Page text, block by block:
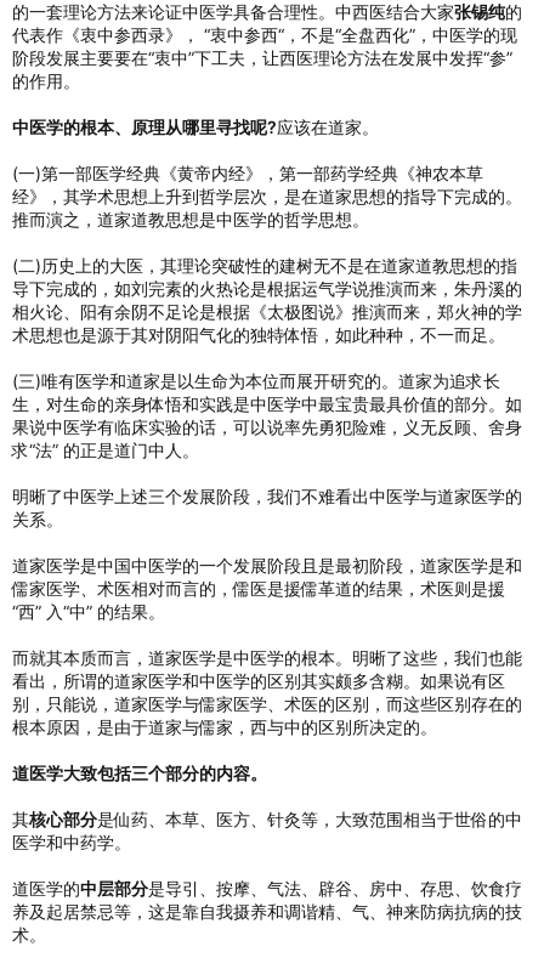
的一套理论方法来论证中医学具备合理性。中西医结合大家张锡纯的
代表作《衷中参西录》， “衷中参西“，不是“全盘西化”，中医学的现
阶段发展主要要在“衷中”下工夫，让西医理论方法在发展中发挥“参”
的作用。
中医学的根本、原理从哪里寻找呢?应该在道家。
(一)第一部医学经典《黄帝内经》，第一部药学经典《神农本草
经》，其学术思想上升到哲学层次，是在道家思想的指导下完成的。
推而演之，道家道教思想是中医学的哲学思想。
(二)历史上的大医，其理论突破性的建树无不是在道家道教思想的指
导下完成的，如刘完素的火热论是根据运气学说推演而来，朱丹溪的
相火论、阳有余阴不足论是根据《太极图说》推演而来，郑火神的学
术思想也是源于其对阴阳气化的独特体悟，如此种种，不一而足。
(三)唯有医学和道家是以生命为本位而展开研究的。道家为追求长
生，对生命的亲身体悟和实践是中医学中最宝贵最具价值的部分。如
果说中医学有临床实验的话，可以说率先勇犯险难，义无反顾、舍身
求“法” 的正是道门中人。
明晰了中医学上述三个发展阶段，我们不难看出中医学与道家医学的
关系。
道家医学是中国中医学的一个发展阶段且是最初阶段，道家医学是和
儒家医学、术医相对而言的，儒医是援儒革道的结果，术医则是援
“西” 入“中” 的结果。
而就其本质而言，道家医学是中医学的根本。明晰了这些，我们也能
看出，所谓的道家医学和中医学的区别其实颇多含糊。如果说有区
别，只能说，道家医学与儒家医学、术医的区别，而这些区别存在的
根本原因，是由于道家与儒家，西与中的区别所决定的。
道医学大致包括三个部分的内容。
其核心部分是仙药、本草、医方、针灸等，大致范围相当于世俗的中
医学和中药学。
道医学的中层部分是导引、按摩、气法、辟谷、房中、存思、饮食疗
养及起居禁忌等，这是靠自我摄养和调谐精、气、神来防病抗病的技
术。